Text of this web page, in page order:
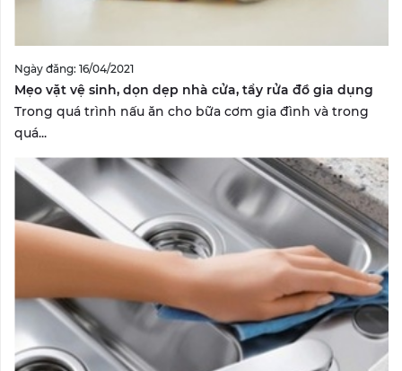
Ngày đăng: 16/04/2021
Mẹo vặt vệ sinh, dọn dẹp nhà cửa, tẩy rửa đồ gia dụng
Trong quá trình nấu ăn cho bữa cơm gia đình và trong
quá...